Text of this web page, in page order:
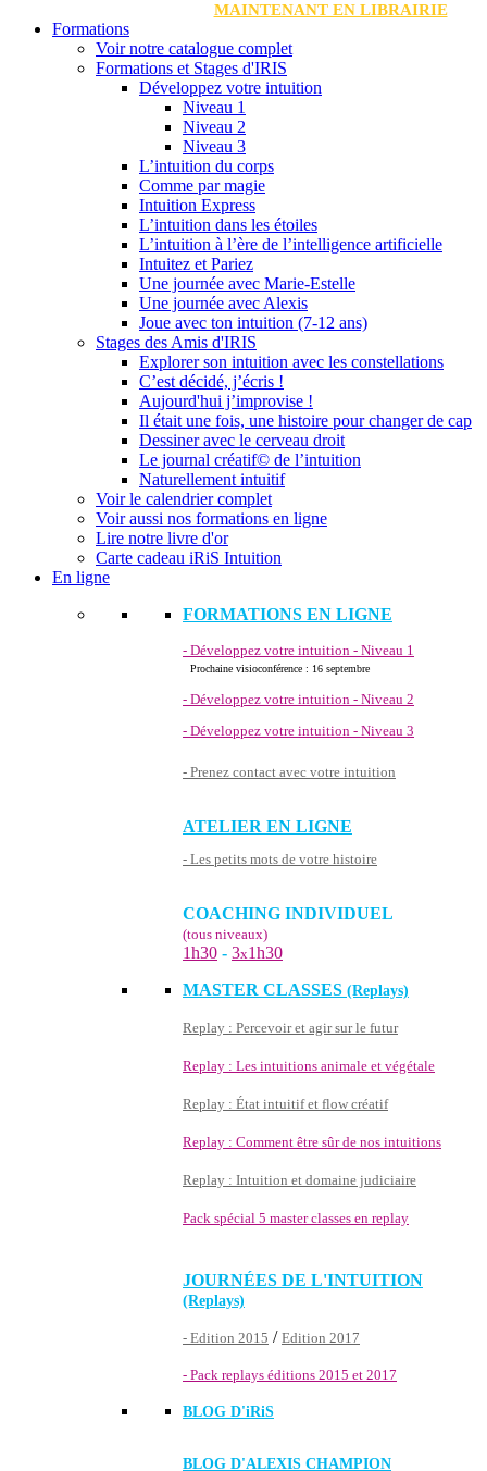
MAINTENANT EN LIBRAIRIE
Formations
Voir notre catalogue complet
Formations et Stages d'IRIS
Développez votre intuition
Niveau 1
Niveau 2
Niveau 3
L’intuition du corps
Comme par magie
Intuition Express
L’intuition dans les étoiles
L’intuition à l’ère de l’intelligence artificielle
Intuitez et Pariez
Une journée avec Marie-Estelle
Une journée avec Alexis
Joue avec ton intuition (7-12 ans)
Stages des Amis d'IRIS
Explorer son intuition avec les constellations
C’est décidé, j’écris !
Aujourd'hui j’improvise !
Il était une fois, une histoire pour changer de cap
Dessiner avec le cerveau droit
Le journal créatif© de l’intuition
Naturellement intuitif
Voir le calendrier complet
Voir aussi nos formations en ligne
Lire notre livre d'or
Carte cadeau iRiS Intuition
En ligne
FORMATIONS EN LIGNE
- Développez votre intuition - Niveau 1
Prochaine visioconférence : 16 septembre
- Développez votre intuition - Niveau 2
- Développez votre intuition - Niveau 3
- Prenez contact avec votre intuition
ATELIER EN LIGNE
- Les petits mots de votre histoire
COACHING INDIVIDUEL
(tous niveaux)
1h30 - 3x1h30
MASTER CLASSES (Replays)
Replay : Percevoir et agir sur le futur
Replay : Les intuitions animale et végétale
Replay : État intuitif et flow créatif
Replay : Comment être sûr de nos intuitions
Replay : Intuition et domaine judiciaire
Pack spécial 5 master classes en replay
JOURNÉES DE L'INTUITION
(Replays)
- Edition 2015 / Edition 2017
- Pack replays éditions 2015 et 2017
BLOG D'iRiS
BLOG D'ALEXIS CHAMPION